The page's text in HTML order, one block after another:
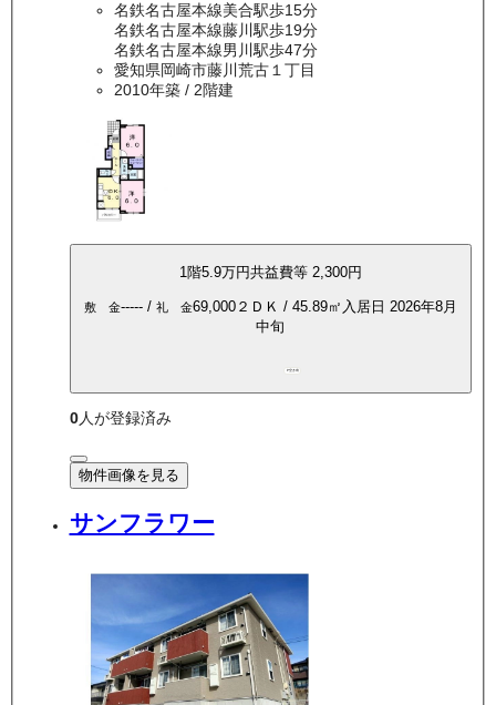
名鉄名古屋本線美合駅歩15分
名鉄名古屋本線藤川駅歩19分
名鉄名古屋本線男川駅歩47分
愛知県岡崎市藤川荒古１丁目
2010年築/ 2階建
1階5.9万円共益費等 2,300円
敷 金-----/ 礼 金69,000２ＤＫ / 45.89㎡ 入居日 2026年8月
中旬
P空き有
0人が登録済み
物件画像を見る
サンフラワー